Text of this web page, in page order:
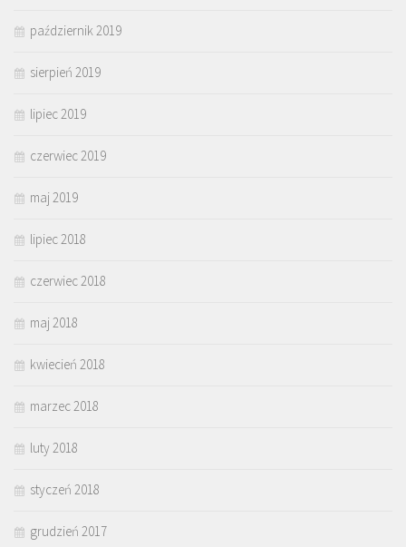
październik 2019
sierpień 2019
lipiec 2019
czerwiec 2019
maj 2019
lipiec 2018
czerwiec 2018
maj 2018
kwiecień 2018
marzec 2018
luty 2018
styczeń 2018
grudzień 2017